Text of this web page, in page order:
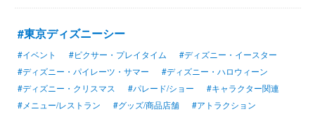
#東京ディズニーシー
#イベント #ピクサー・プレイタイム
#ディズニー・イースター
#ディズニー・パイレーツ・サマー
#ディズニー・ハロウィーン
#ディズニー・クリスマス
#パレード/ショー
#キャラクター関連
#メニュー/レストラン
#グッズ/商品店舗 #アトラクション